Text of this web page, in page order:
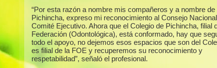
“Por esta razón a nombre mis compañeros y a nombre de
Pichincha, expreso mi reconocimiento al Consejo
Comité Ejecutivo. Ahora que el Colegio de Pichincha, filial
Federación (Odontológica), está conformado, hay que
todo el apoyo, no dejemos esos espacios que son del
es filial de la FOE y recuperemos su reconocimiento y
respetabilidad”, señaló el profesional.